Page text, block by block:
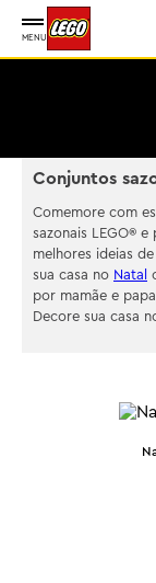
MENU
Conjuntos
Comemore com
sazonais LEGO®
melhores ideias
sua casa no Natal
por mamãe e
Decore sua casa